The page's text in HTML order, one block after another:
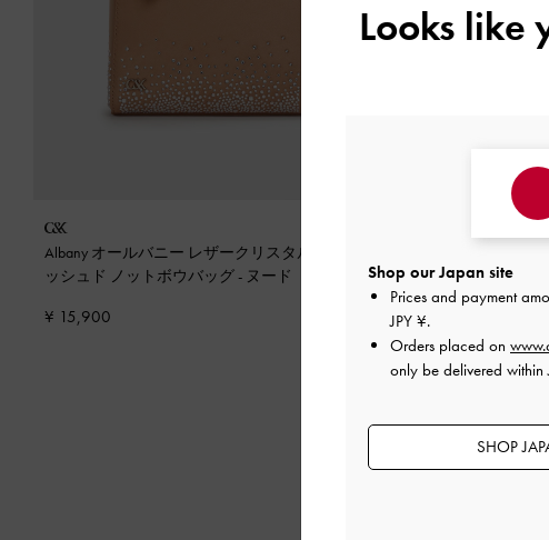
Albany オールバニー レザークリスタルエンベリ
ッシュド ノットボウバッグ - ヌード
¥ 15,900
Looks like
Shop our Japan site
Prices and payment
JPY ¥.
Orders placed on
only be delivered within
SHOP